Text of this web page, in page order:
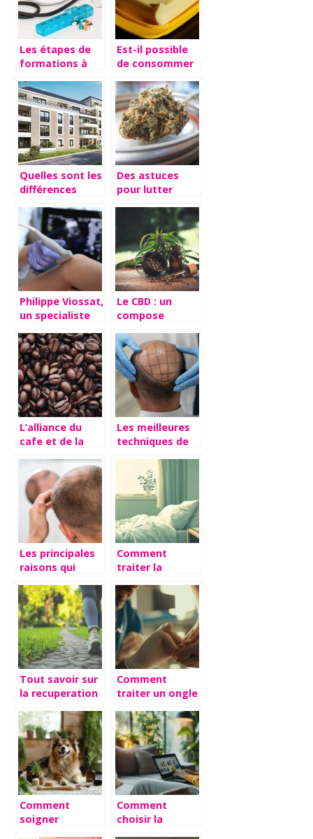
Les étapes de
formations à
devenir un
cardiologue
Est-il possible
de consommer
perime ?
Quelles sont les
différences
résidences
seniors et les
EHPAD ?
Des astuces
pour lutter
Philippe Viossat,
un specialiste
Le CBD : un
compose
en vogue
L’alliance du
cafe et de la
une inspiration
matinale
reussie.
Les meilleures
techniques de
cheveux
expliquees
Les principales
raisons qui
faire une greffe
de cheveux
Comment
traiter la
sommeil : 5
méthodes
thérapeutiques
efficaces
Tout savoir sur
la recuperation
infiltration du
genou
Comment
traiter un ongle
complet des
traitements
pharmaceutiques
recommandes
Comment
soigner
Comment
choisir la